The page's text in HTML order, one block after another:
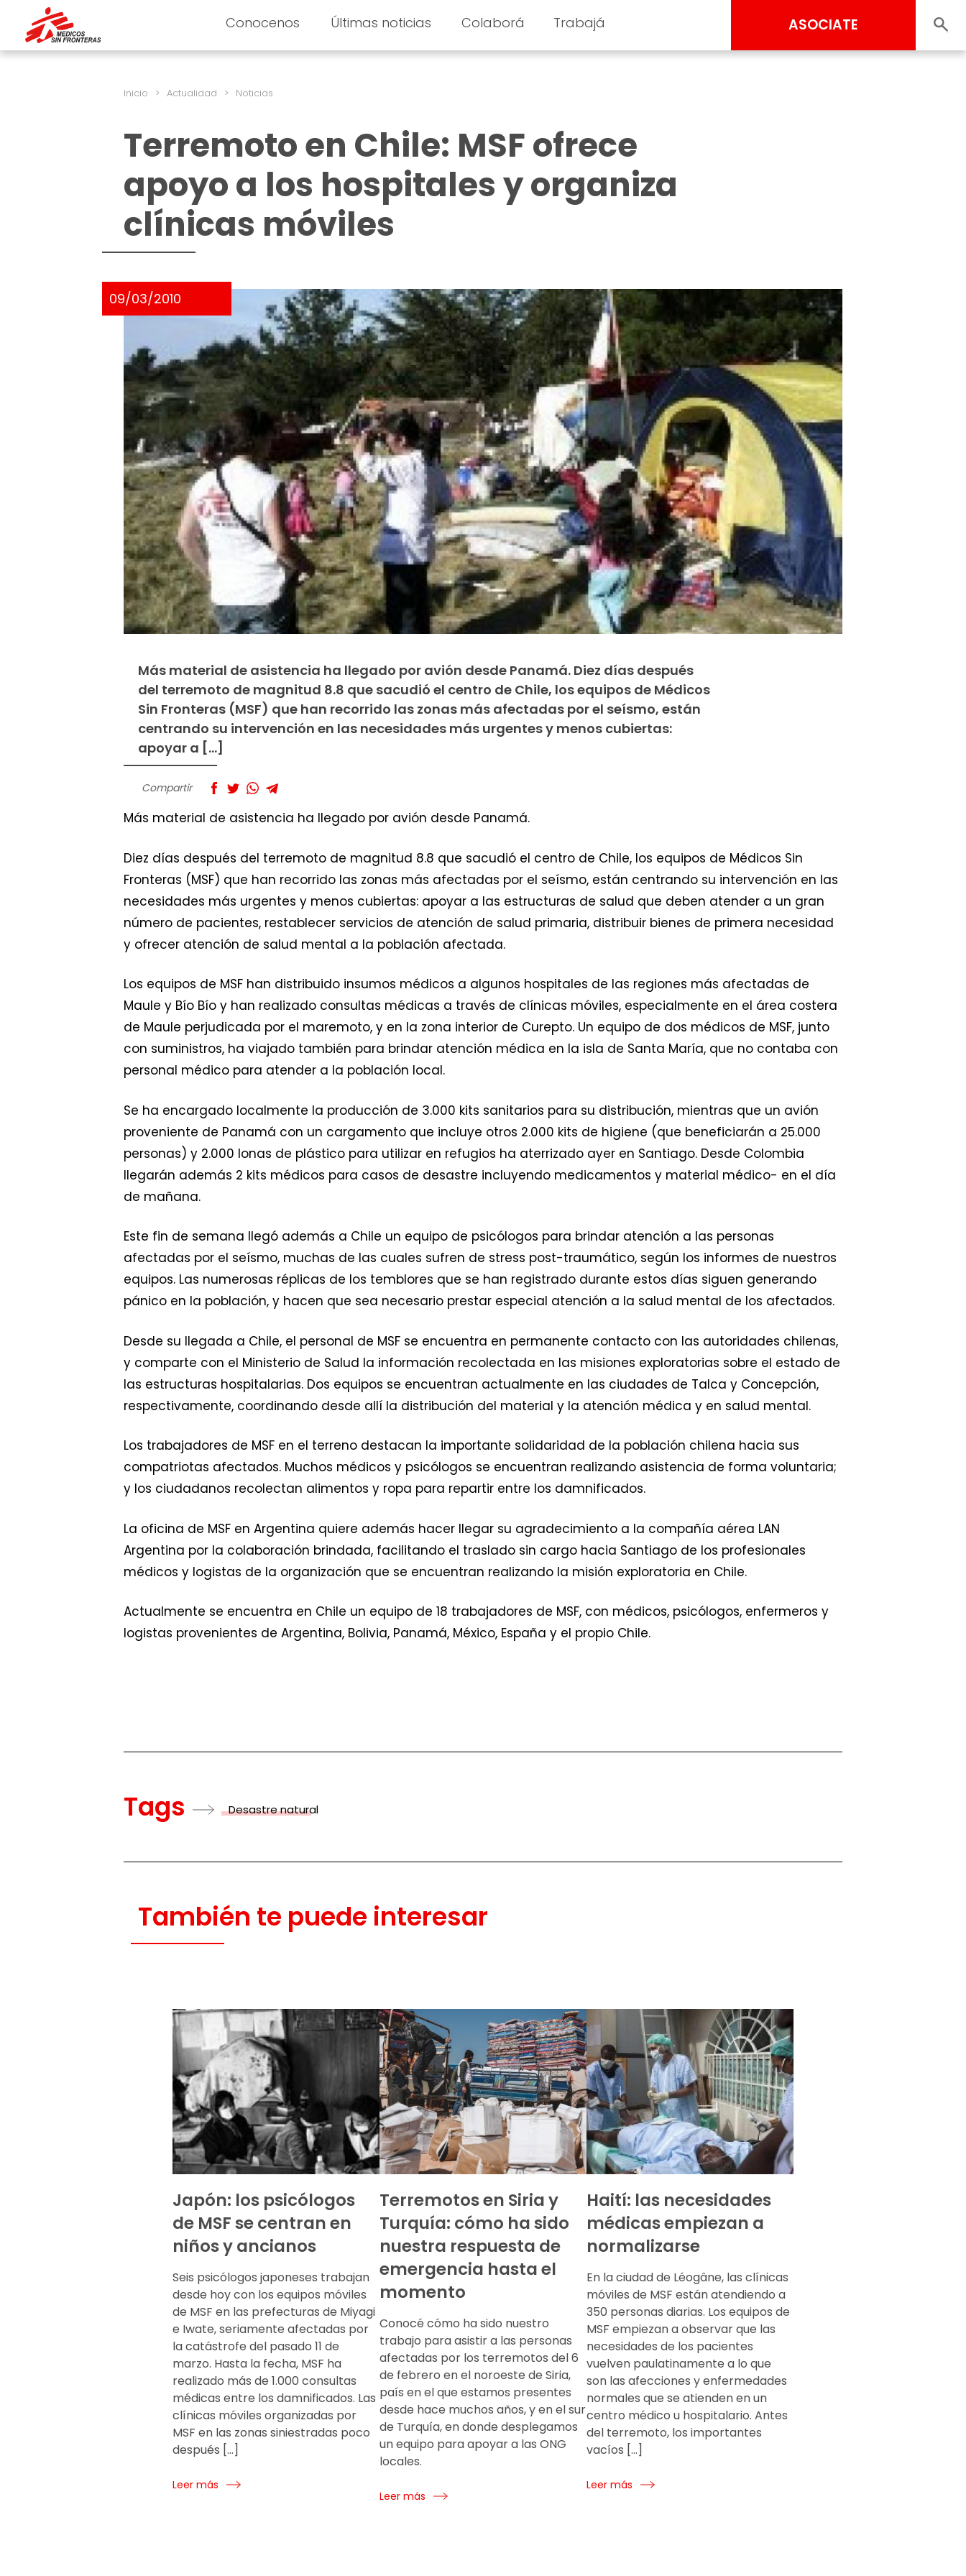
Conocenos Últimas noticias Colaborá Trabajá ASOCIATE
Inicio > Actualidad > Noticias
Terremoto en Chile: MSF ofrece
apoyo a los hospitales y organiza
clínicas móviles
09/03/2010
Más material de asistencia ha llegado por avión desde Panamá. Diez días después
del terremoto de magnitud 8.8 que sacudió el centro de Chile, los equipos de Médicos
Sin Fronteras (MSF) que han recorrido las zonas más afectadas por el seísmo, están
centrando su intervención en las necesidades más urgentes y menos cubiertas:
apoyar a […]
Compartir
Más material de asistencia ha llegado por avión desde Panamá.
Diez días después del terremoto de magnitud 8.8 que sacudió el centro de Chile, los equipos de Médicos Sin
Fronteras (MSF) que han recorrido las zonas más afectadas por el seísmo, están centrando su intervención en las
necesidades más urgentes y menos cubiertas: apoyar a las estructuras de salud que deben atender a un gran
número de pacientes, restablecer servicios de atención de salud primaria, distribuir bienes de primera necesidad
y ofrecer atención de salud mental a la población afectada.
Los equipos de MSF han distribuido insumos médicos a algunos hospitales de las regiones más afectadas de
Maule y Bío Bío y han realizado consultas médicas a través de clínicas móviles, especialmente en el área costera
de Maule perjudicada por el maremoto, y en la zona interior de Curepto. Un equipo de dos médicos de MSF, junto
con suministros, ha viajado también para brindar atención médica en la isla de Santa María, que no contaba con
personal médico para atender a la población local.
Se ha encargado localmente la producción de 3.000 kits sanitarios para su distribución, mientras que un avión
proveniente de Panamá con un cargamento que incluye otros 2.000 kits de higiene (que beneficiarán a 25.000
personas) y 2.000 lonas de plástico para utilizar en refugios ha aterrizado ayer en Santiago. Desde Colombia
llegarán además 2 kits médicos para casos de desastre incluyendo medicamentos y material médico- en el día
de mañana.
Este fin de semana llegó además a Chile un equipo de psicólogos para brindar atención a las personas
afectadas por el seísmo, muchas de las cuales sufren de stress post-traumático, según los informes de nuestros
equipos. Las numerosas réplicas de los temblores que se han registrado durante estos días siguen generando
pánico en la población, y hacen que sea necesario prestar especial atención a la salud mental de los afectados.
Desde su llegada a Chile, el personal de MSF se encuentra en permanente contacto con las autoridades chilenas,
y comparte con el Ministerio de Salud la información recolectada en las misiones exploratorias sobre el estado de
las estructuras hospitalarias. Dos equipos se encuentran actualmente en las ciudades de Talca y Concepción,
respectivamente, coordinando desde allí la distribución del material y la atención médica y en salud mental.
Los trabajadores de MSF en el terreno destacan la importante solidaridad de la población chilena hacia sus
compatriotas afectados. Muchos médicos y psicólogos se encuentran realizando asistencia de forma voluntaria;
y los ciudadanos recolectan alimentos y ropa para repartir entre los damnificados.
La oficina de MSF en Argentina quiere además hacer llegar su agradecimiento a la compañía aérea LAN
Argentina por la colaboración brindada, facilitando el traslado sin cargo hacia Santiago de los profesionales
médicos y logistas de la organización que se encuentran realizando la misión exploratoria en Chile.
Actualmente se encuentra en Chile un equipo de 18 trabajadores de MSF, con médicos, psicólogos, enfermeros y
logistas provenientes de Argentina, Bolivia, Panamá, México, España y el propio Chile.
Tags Desastre natural
También te puede interesar
Japón: los psicólogos
de MSF se centran en
niños y ancianos
Seis psicólogos japoneses trabajan
desde hoy con los equipos móviles
de MSF en las prefecturas de Miyagi
e Iwate, seriamente afectadas por
la catástrofe del pasado 11 de
marzo. Hasta la fecha, MSF ha
realizado más de 1.000 consultas
médicas entre los damnificados. Las
clínicas móviles organizadas por
MSF en las zonas siniestradas poco
después […]
Leer más
Terremotos en Siria y
Turquía: cómo ha sido
nuestra respuesta de
emergencia hasta el
momento
Conocé cómo ha sido nuestro
trabajo para asistir a las personas
afectadas por los terremotos del 6
de febrero en el noroeste de Siria,
país en el que estamos presentes
desde hace muchos años, y en el sur
de Turquía, en donde desplegamos
un equipo para apoyar a las ONG
locales.
Leer más
Haití: las necesidades
médicas empiezan a
normalizarse
En la ciudad de Léogâne, las clínicas
móviles de MSF están atendiendo a
350 personas diarias. Los equipos de
MSF empiezan a observar que las
necesidades de los pacientes
vuelven paulatinamente a lo que
son las afecciones y enfermedades
normales que se atienden en un
centro médico u hospitalario. Antes
del terremoto, los importantes
vacíos […]
Leer más